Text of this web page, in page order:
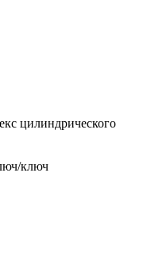
цилиндрического
ключ